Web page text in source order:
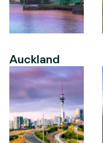
Auckland